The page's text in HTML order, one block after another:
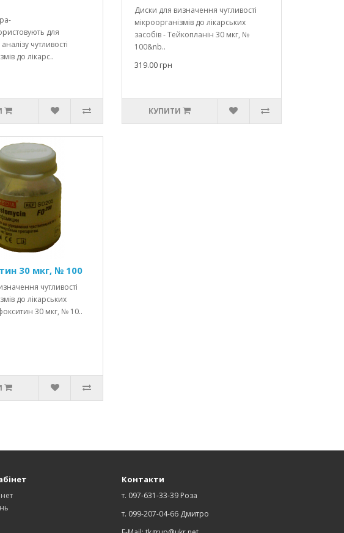
для
чутливості
до лікарс..
Диски для визначення чутливості
мікроорганізмів до лікарських
засобів - Тейкопланін 30 мкг, №
100&nb..
319.00 грн
КУПИТИ
30 мкг, № 100
чутливості
до лікарських
30 мкг, № 10..
Контакти
т. 097-631-33-39 Роза
т. 099-207-04-66 Дмитро